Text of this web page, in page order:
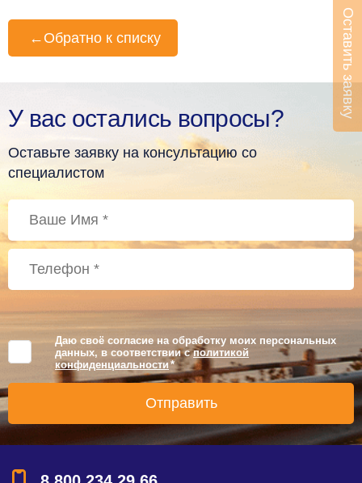
← Обратно к списку
У вас остались вопросы?
Оставьте заявку на консультацию со
специалистом
Даю своё согласие на обработку моих персональных
данных, в соответствии сполитикой
конфиденциальности *
Оставить заявку